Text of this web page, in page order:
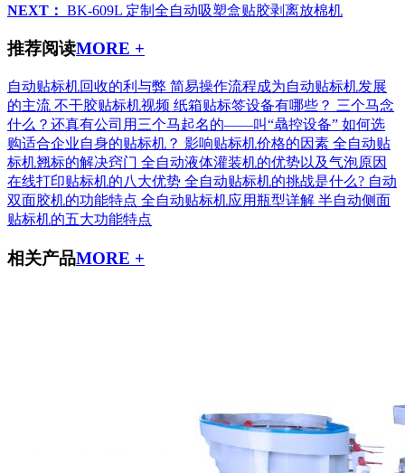
NEXT： BK-609L 定制全自动吸塑盒贴胶剥离放棉机
推荐阅读MORE +
自动贴标机回收的利与弊 简易操作流程成为自动贴标机发展
的主流 不干胶贴标机视频 纸箱贴标签设备有哪些？ 三个马念
什么？还真有公司用三个马起名的——叫“骉控设备” 如何选
购适合企业自身的贴标机？ 影响贴标机价格的因素 全自动贴
标机翘标的解决窍门 全自动液体灌装机的优势以及气泡原因
在线打印贴标机的八大优势 全自动贴标机的挑战是什么? 自动
双面胶机的功能特点 全自动贴标机应用瓶型详解 半自动侧面
贴标机的五大功能特点
相关产品MORE +